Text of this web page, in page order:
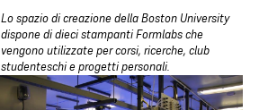
Lospazio di creazione della Boston University
dispone di dieci stampanti Formlabs che
vengono utilizzate per corsi, ricerche, club
studenteschi e progetti personali.